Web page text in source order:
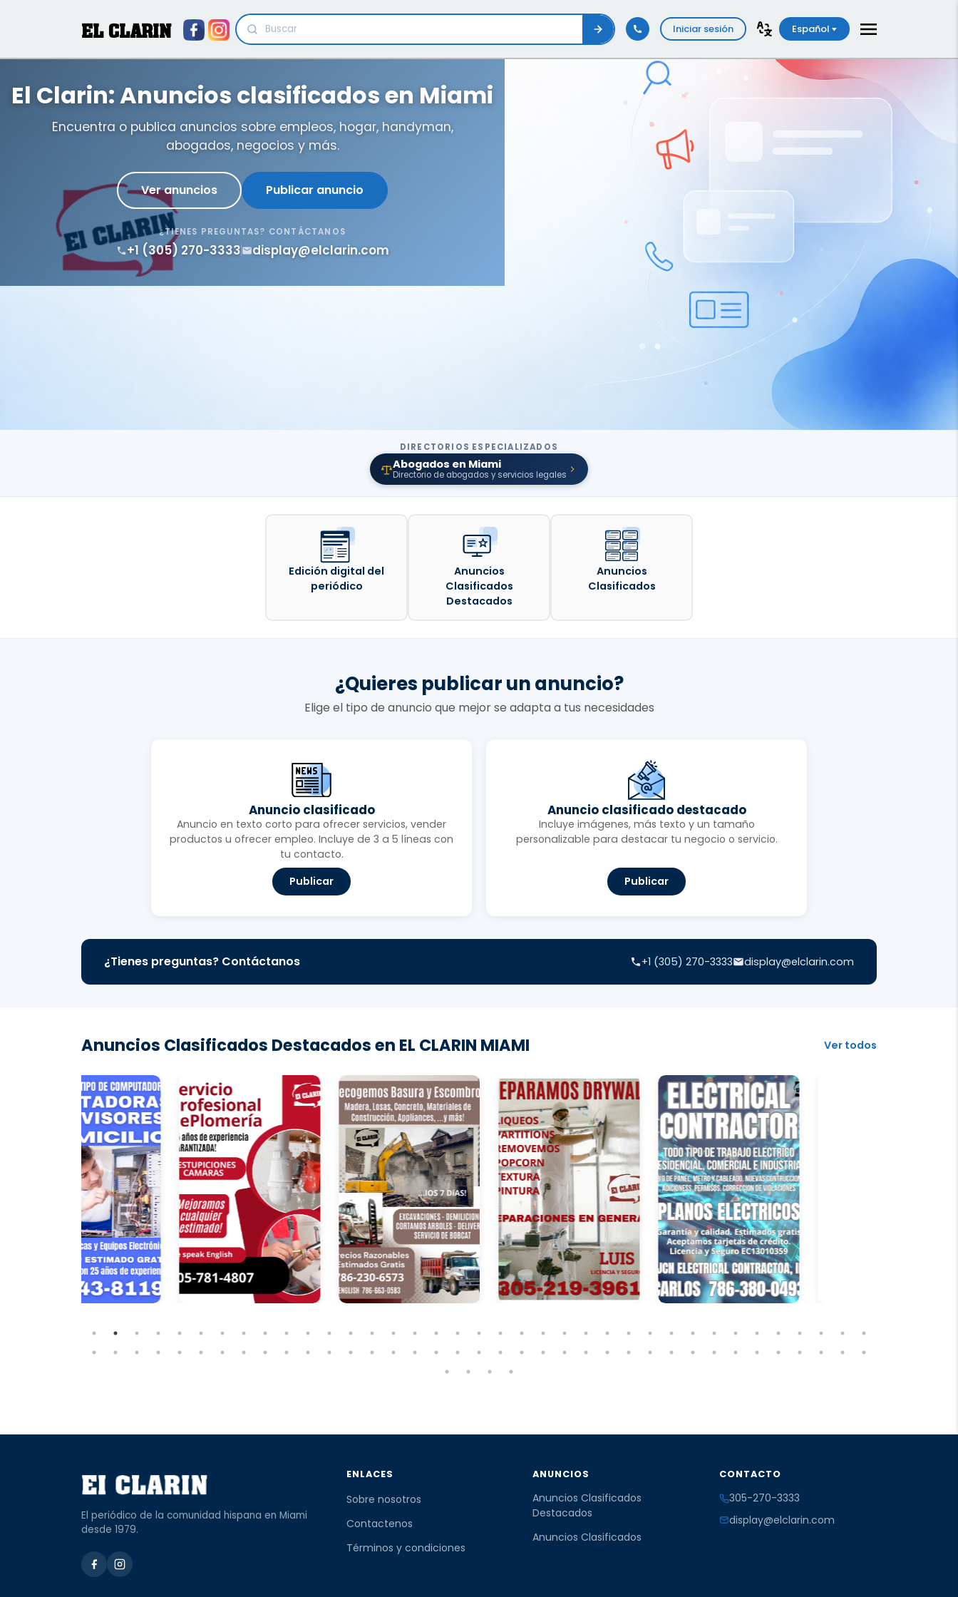
EL CLARIN Iniciar sesión Español
El Clarin: Anuncios clasificados en Miami
Encuentra o publica anuncios sobre empleos, hogar, handyman,
abogados, negocios y más.
Ver anuncios Publicar anuncio
¿TIENES PREGUNTAS? CONTÁCTANOS
+1 (305) 270-3333 display@elclarin.com
DIRECTORIOS ESPECIALIZADOS
Abogados en Miami
Directorio de abogados y servicios legales
Edición digital del
periódico
Anuncios
Clasificados
Destacados
Anuncios
Clasificados
¿Quieres publicar un anuncio?
Elige el tipo de anuncio que mejor se adapta a tus necesidades
Anuncio clasificado
Anuncio en texto corto para ofrecer servicios, vender
productos u ofrecer empleo. Incluye de 3 a 5 líneas con
tu contacto.
Publicar
Anuncio clasificado destacado
Incluye imágenes, más texto y un tamaño
personalizable para destacar tu negocio o servicio.
Publicar
¿Tienes preguntas? Contáctanos +1 (305) 270-3333 display@elclarin.com
Anuncios Clasificados Destacados en EL CLARIN MIAMI Ver todos
El periódico de la comunidad hispana en Miami
desde 1979.
ENLACES
Sobre nosotros
Contactenos
Términos y condiciones
ANUNCIOS
Anuncios Clasificados
Destacados
Anuncios Clasificados
CONTACTO
305-270-3333
display@elclarin.com